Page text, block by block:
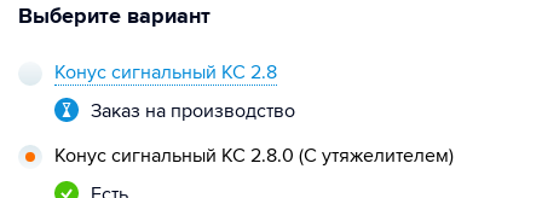
Выберите вариант
Конус сигнальный КС 2.8
Заказ на производство
Конус сигнальный КС 2.8.0 (С утяжелителем)